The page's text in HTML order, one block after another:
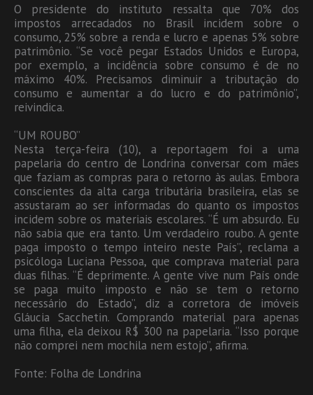
O presidente do instituto ressalta que 70% dos
impostos arrecadados no Brasil incidem sobre o
consumo, 25% sobre a renda e lucro e apenas 5% sobre
patrimônio. “Se você pegar Estados Unidos e Europa,
por exemplo, a incidência sobre consumo é de no
máximo 40%. Precisamos diminuir a tributação do
consumo e aumentar a do lucro e do patrimônio”,
reivindica.
“UM ROUBO”
Nesta terça-feira (10), a reportagem foi a uma
papelaria do centro de Londrina conversar com mães
que faziam as compras para o retorno às aulas. Embora
conscientes da alta carga tributária brasileira, elas se
assustaram ao ser informadas do quanto os impostos
incidem sobre os materiais escolares. “É um absurdo. Eu
não sabia que era tanto. Um verdadeiro roubo. A gente
paga imposto o tempo inteiro neste País”, reclama a
psicóloga Luciana Pessoa, que comprava material para
duas filhas. “É deprimente. A gente vive num País onde
se paga muito imposto e não se tem o retorno
necessário do Estado”, diz a corretora de imóveis
Gláucia Sacchetin. Comprando material para apenas
uma filha, ela deixou R$ 300 na papelaria. “Isso porque
não comprei nem mochila nem estojo”, afirma.
Fonte: Folha de Londrina